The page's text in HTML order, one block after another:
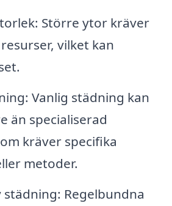
Större ytor kräver
vilket kan
Vanlig städning kan
än specialiserad
kräver specifika
metoder.
städning: Regelbundna